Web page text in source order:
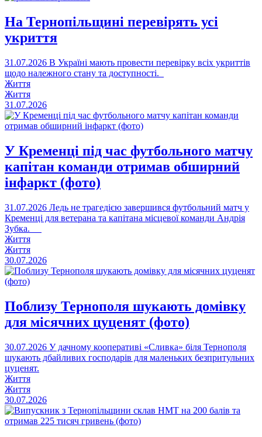
На Тернопільщині перевірять усі
укриття
31.07.2026 В Україні мають провести перевірку всіх укриттів
щодо належного стану та доступності.
Життя
Життя
31.07.2026
У Кременці під час футбольного матчу
капітан команди отримав обширний
інфаркт (фото)
31.07.2026 Ледь не трагедією завершився футбольний матч у
Кременці для ветерана та капітана місцевої команди Андрія
Зубка.
Життя
Життя
30.07.2026
Поблизу Тернополя шукають домівку
для місячних цуценят (фото)
30.07.2026 У дачному кооперативі «Сливка» біля Тернополя
шукають дбайливих господарів для маленьких безпритульних
цуценят.
Життя
Життя
30.07.2026